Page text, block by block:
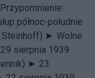
Przypomnienie:
północ-południe
► Wolne
sierpnia 1939
► 23